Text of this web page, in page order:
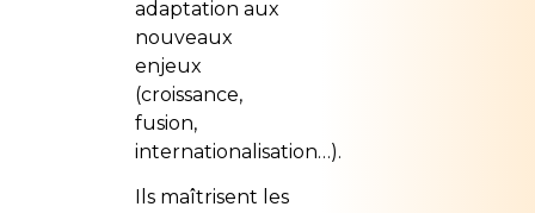
adaptation aux
nouveaux
enjeux
(croissance,
fusion,
internationalisation…).
Ils maîtrisent les